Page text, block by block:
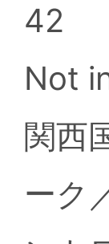
42
Not
関西
ーク